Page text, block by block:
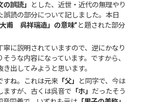
の誤読」
とした、近世・近代の無理やり
誤読の部分について記しました。本日
甫 呉祥瑞造」の意味” と題された部分
寧に説明されていますので、逆にかなり
うな内容になっています。ですから、
出してみようと思います。
すね。これは元来 「父」
と同字で、今は
ますが、古くは呉音で 「ホ」 だったそう